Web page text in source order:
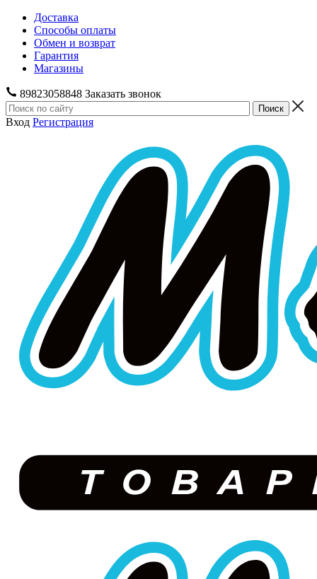
Доставка
Способы оплаты
Обмен и возврат
Гарантия
Магазины
89823058848 Заказать звонок
Вход Регистрация